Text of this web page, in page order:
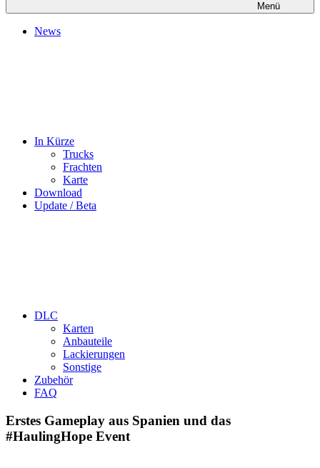
Menü
News
In Kürze
Trucks
Frachten
Karte
Download
Update / Beta
DLC
Karten
Anbauteile
Lackierungen
Sonstige
Zubehör
FAQ
Erstes Gameplay aus Spanien und das
#HaulingHope Event